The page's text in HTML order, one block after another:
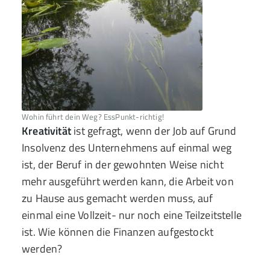
Wohin führt dein Weg? EssPunkt-richtig!
Kreativitätist gefragt, wenn der Job auf Grund
Insolvenz des Unternehmens auf einmal weg
ist, der Beruf in der gewohnten Weise nicht
mehr ausgeführt werden kann, die Arbeit von
zu Hause aus gemacht werden muss, auf
einmal eine Vollzeit- nur noch eine Teilzeitstelle
ist. Wie können die Finanzen aufgestockt
werden?